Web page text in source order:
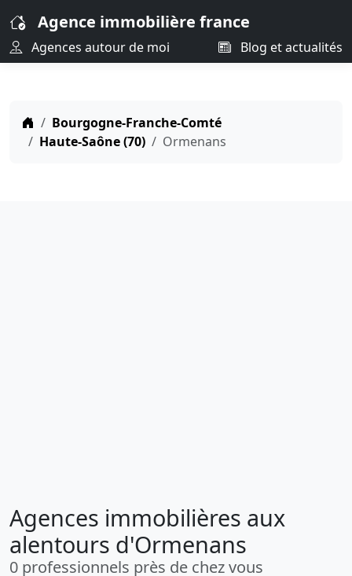
Agence immobilière france
Agences autour de moi Blog et actualités
Bourgogne-Franche-Comté
Haute-Saône (70)
Ormenans
Agences immobilières aux
alentours d'Ormenans
0 professionnels près de chez vous